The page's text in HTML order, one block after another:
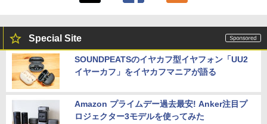
Special Site
SOUNDPEATSのイヤカフ型イヤフォン「UU2
イヤーカフ」をイヤカフマニアが語る
Amazon プライムデー過去最安! Anker注目プ
ロジェクター3モデルを使ってみた